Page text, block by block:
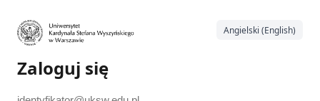
Angielski (English)
Zaloguj się